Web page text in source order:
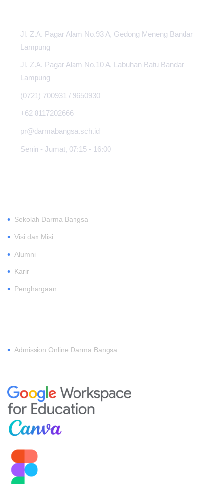
Jl. Z.A. Pagar Alam No.93 A, Gedong Meneng Bandar
Lampung
Jl. Z.A. Pagar Alam No.10 A, Labuhan Ratu Bandar
Lampung
(0721) 700931 / 9650930
+62 8117202666
pr@darmabangsa.sch.id
Senin - Jumat, 07:15 - 16:00
• Sekolah Darma Bangsa
• Visi dan Misi
• Alumni
• Karir
• Penghargaan
• Admission Online Darma Bangsa